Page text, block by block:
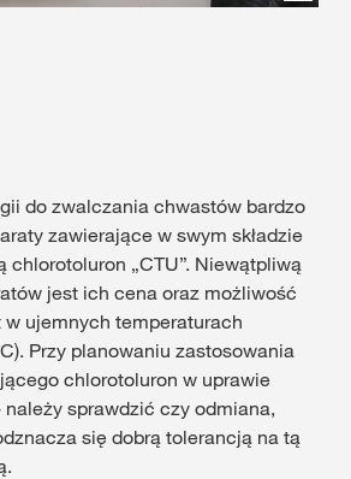
do zwalczania chwastów bardzo
zawierające w swym składzie
chlorotoluron „CTU”. Niewątpliwą
jest ich cena oraz możliwość
ujemnych temperaturach
Przy planowaniu zastosowania
chlorotoluron w uprawie
sprawdzić czy odmiana,
się dobrą tolerancją na tą